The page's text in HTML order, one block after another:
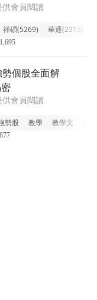
會員閱讀
祥碩(5269) 華通(2313)
1,695
！VIP盤中報告揭密
勢個股全面解
會員閱讀
勢股 教學 教學文
877